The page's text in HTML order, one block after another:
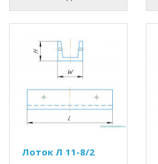
Лоток Л 11-8/2